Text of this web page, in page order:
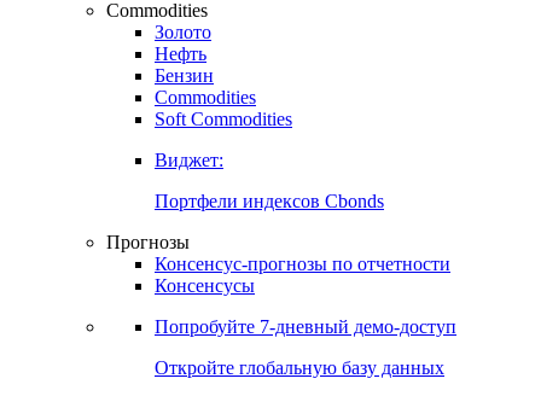
Commodities
Золото
Нефть
Бензин
Commodities
Soft Commodities
Виджет:
Портфели индексов Cbonds
Прогнозы
Консенсус-прогнозы по отчетности
Консенсусы
Попробуйте 7-дневный демо-доступ
Откройте глобальную базу данных